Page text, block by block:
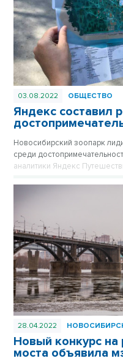
2022 год».
03.08.2022 ОБЩЕСТВО
Яндекс составил
Новосибирский зоопарк
среди
аналитики Яндекс
28.04.2022
Новый конкурс на
моста объявила